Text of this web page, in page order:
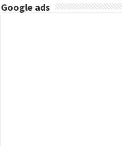
Google ads